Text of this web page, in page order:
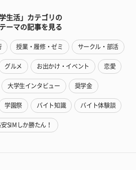
学生活」カテゴリの
ーマの記事を見る
授業・履修・ゼミ サークル・部活
グルメ お出かけ・イベント 恋愛
大学生インタビュー 奨学金
学園祭 バイト知識 バイト体験談
SIMしか勝たん！